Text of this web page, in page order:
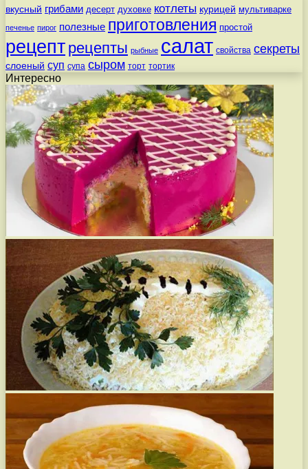
вкусный грибами десерт духовке котлеты курицей мультиварке
печенье пирог полезные приготовления простой
рецепт рецепты рыбные салат свойства секреты
слоеный суп супа сыром торт тортик
Интересно